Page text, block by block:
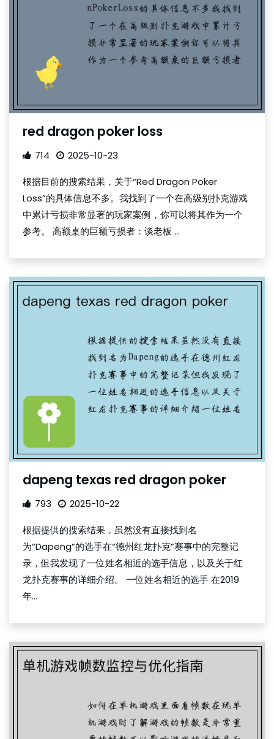
red dragon poker loss
714 2025-10-23
根据目前的搜索结果，关于“Red Dragon Poker
Loss”的具体信息不多。我找到了一个在高级别扑克游戏
中累计亏损非常显著的玩家案例，你可以将其作为一个
参考。 高额桌的巨额亏损者：谈老板 ...
dapeng texas red dragon poker
793 2025-10-22
根据提供的搜索结果，虽然没有直接找到名
为“Dapeng”的选手在“德州红龙扑克”赛事中的完整记
录，但我发现了一位姓名相近的选手信息，以及关于红
龙扑克赛事的详细介绍。 一位姓名相近的选手 在2019
年...